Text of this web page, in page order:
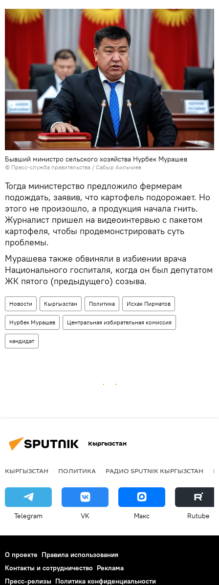
Бывший министро сельского хозяйства Нурбек Мурашев
© Пресс-служба правительства / Сабыр Аильчиев
Тогда министерство предложило фермерам
подождать, заявив, что картофель подорожает. Но
этого не произошло, а продукция начала гнить.
Журналист пришел на видеоинтервью с пакетом
картофеля, чтобы продемонстрировать суть
проблемы.
Мурашева также обвиняли в избиении врача
Национального госпиталя, когда он был депутатом
ЖК пятого (предыдущего) созыва.
Новости Кыргызстан Политика Исхак Пирматов
Нурбек Мурашев Центральная избирательная комиссия
кандидат
Кыргызстан
КЫРГЫЗСТАН ПОЛИТИКА РАДИО SPUTNIK КЫРГЫЗСТАН
Telegram VK Макс Rutube
О проекте Правила использования
Контакты и сотрудничество Реклама
Пресс-релизы Политика конфиденциальности